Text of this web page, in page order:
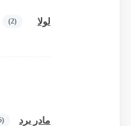
لولا (2)
مادر برد (6)